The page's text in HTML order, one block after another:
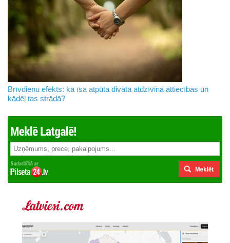
Brīvdienu efekts: kā īsa atpūta divatā atdzīvina attiecības un
kādēļ tas strādā?